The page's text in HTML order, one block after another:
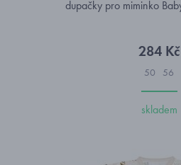
dupačky pro miminko
284 Kč
50 56
skladem